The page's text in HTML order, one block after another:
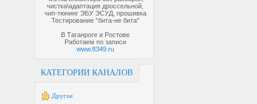
чистка\адаптация дроссельной,
чип-тюнинг ЭБУ ЭСУД, прошивка
Тестирование "бита-не бита"
В Таганроге и Ростове
Работаем по записи
www.8349.ru
КАТЕГОРИИ КАНАЛОВ
Другое